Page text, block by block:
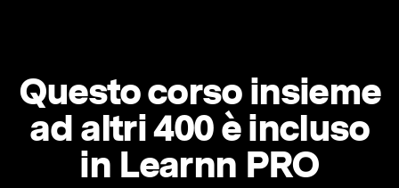
Questo corso insieme
ad altri 400 è incluso
in Learnn PRO